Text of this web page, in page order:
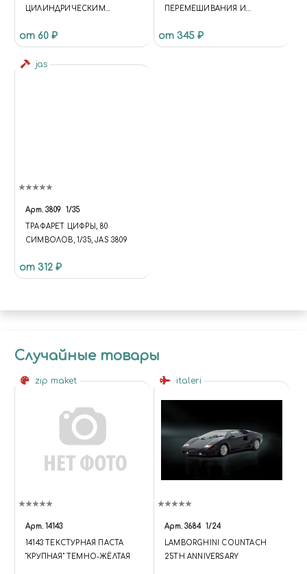
ЦИЛИНДРИЧЕСКИМ
от 60 ₽
ПЕРЕМЕШИВАНИЯ И
12 ШТ/УП, JAS 1652
от 345 ₽
jas
Арт. 3809 1/35
ТРАФАРЕТ ЦИФРЫ, 80
СИМВОЛОВ, 1/35, JAS 3809
от 312 ₽
Случайные товары
zip maket
Арт. 14143
14143 ТЕКСТУРНАЯ ПАСТА
"КРУПНАЯ" ТЕМНО-ЖЁЛТАЯ
italeri
Арт. 3684 1/24
LAMBORGHINI COUNTACH
25TH ANNIVERSARY